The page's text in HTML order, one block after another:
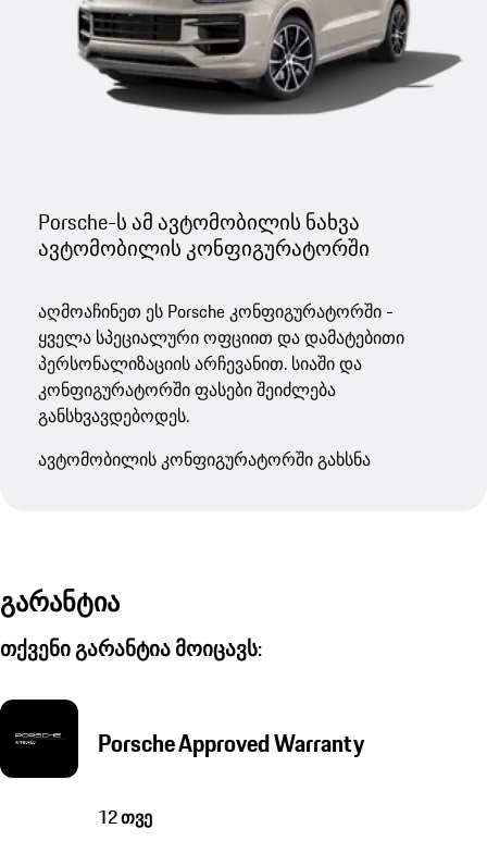
Porsche-ს ამ ავტომობილის ნახვა
ავტომობილის კონფიგურატორში
აღმოაჩინეთ ეს Porsche კონფიგურატორში -
ყველა სპეციალური ოფციით და დამატებითი
პერსონალიზაციის არჩევანით. სიაში და
კონფიგურატორში ფასები შეიძლება
განსხვავდებოდეს.
ავტომობილის კონფიგურატორში გახსნა
გარანტია
თქვენი გარანტია მოიცავს:
Porsche Approved Warranty
12 თვე